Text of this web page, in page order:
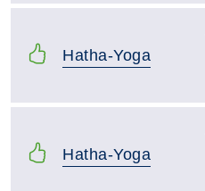
Hatha-Yoga
Hatha-Yoga